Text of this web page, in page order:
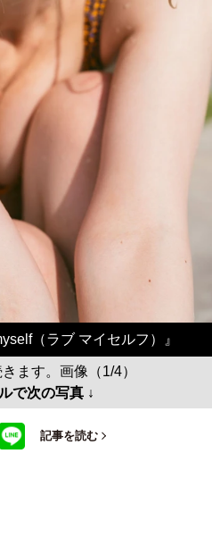
（ラブ マイセルフ）』
ます。画像（1/4）
で次の写真 ↓
記事を読む